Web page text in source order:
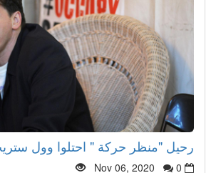
رحيل "منظر حركة " احتلوا وول ستريت
Nov 06, 2020 0